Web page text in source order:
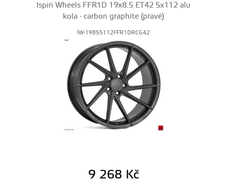
Ispiri Wheels FFR1D 19x8.5 ET42 5x112 alu
kola - carbon graphite (pravé)
IW-19855112FFR1DRCG42
9 268 Kč